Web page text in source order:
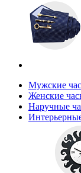
Мужские
Женские
Наручные